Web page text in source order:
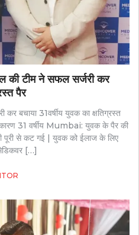
की टीम ने सफल सर्जरी कर
पैर
बचाया 31वर्षीय युवक का क्षतिग्रस्त
31 वर्षीय Mumbai: युवक के पैर की
पूरी से कट गई | युवक को ईलाज के लिए
[…]